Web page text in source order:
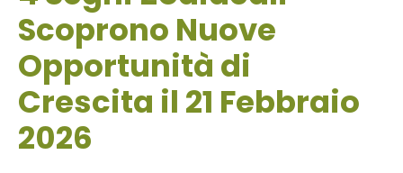
Scoprono Nuove
Opportunità di
Crescita il 21 Febbraio
2026